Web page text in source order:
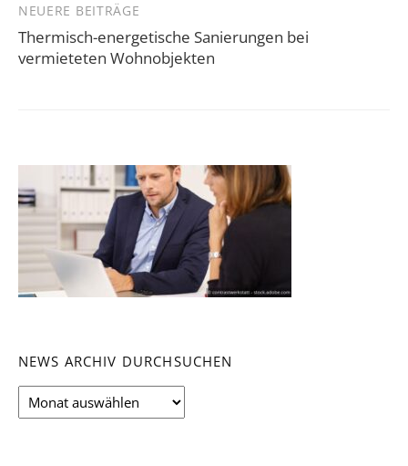
NEUERE BEITRÄGE
Thermisch-energetische Sanierungen bei
vermieteten Wohnobjekten
NEWS ARCHIV DURCHSUCHEN
News
Archiv